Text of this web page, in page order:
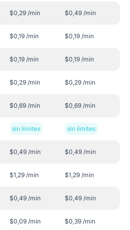
$0,29 /min $0,49 /min
$0,19 /min $0,19 /min
$0,19 /min $0,19 /min
$0,29 /min $0,29 /min
$0,69 /min $0,69 /min
sin límites sin límites
$0,49 /min $0,49 /min
$1,29 /min $1,29 /min
$0,49 /min $0,49 /min
$0,09 /min $0,39 /min